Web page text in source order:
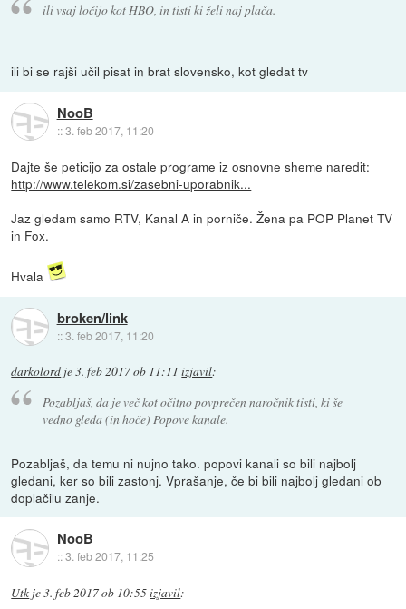
ili vsaj ločijo kot HBO, in tisti ki želi naj plača.
ili bi se rajši učil pisat in brat slovensko, kot gledat tv
NooB
::3. feb 2017, 11:20
Dajte še peticijo za ostale programe iz osnovne sheme naredit:
http://www.telekom.si/zasebni-uporabnik...
Jaz gledam samo RTV, Kanal A in porniče. Žena pa POP Planet TV
in Fox.
Hvala
broken/link
::3. feb 2017, 11:20
darkolord je3. feb 2017 ob 11:11 izjavil:
Pozabljaš, da je več kot očitno povprečen naročnik tisti, ki še
vedno gleda (in hoče) Popove kanale.
Pozabljaš, da temu ni nujno tako. popovi kanali so bili najbolj
gledani, ker so bili zastonj. Vprašanje, če bi bili najbolj gledani ob
doplačilu zanje.
NooB
::3. feb 2017, 11:25
Utk je3. feb 2017 ob 10:55izjavil: